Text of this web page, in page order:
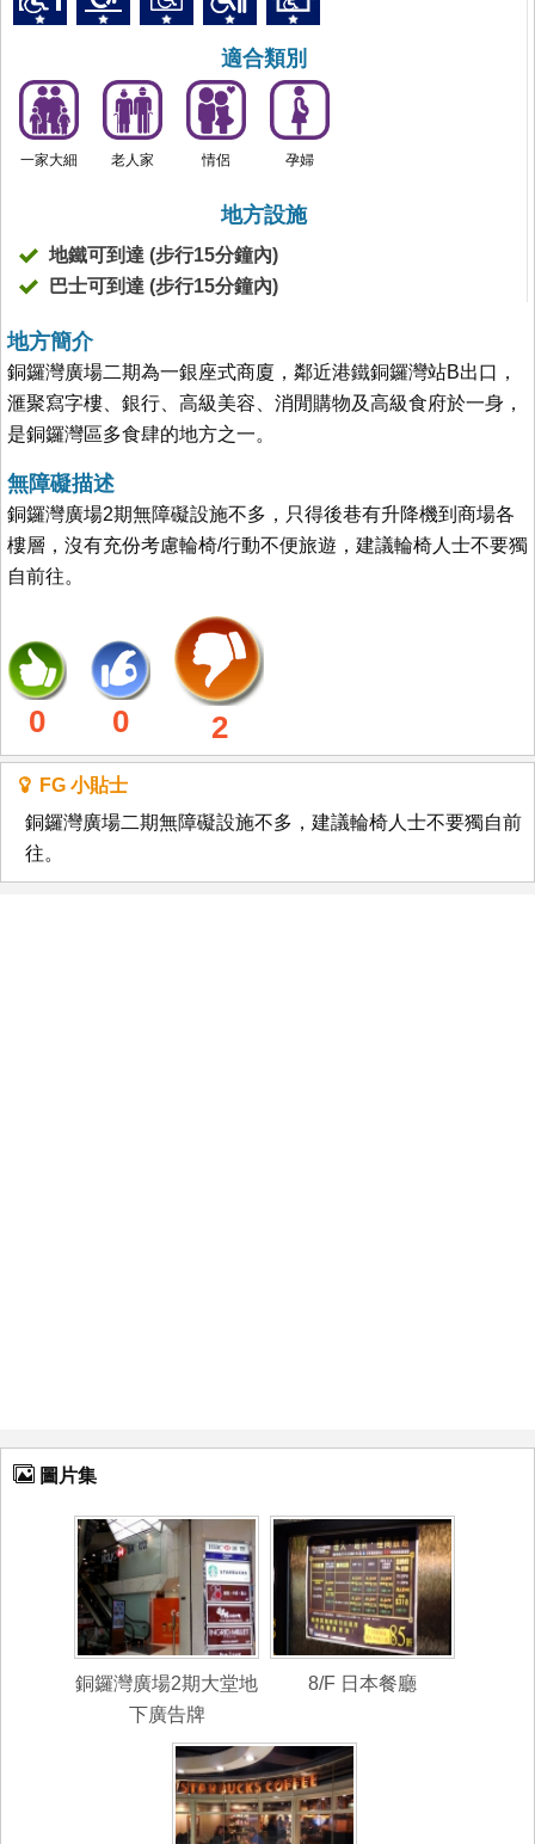
適合類別
一家大細 老人家 情侶 孕婦
地方設施
地鐵可到達 (步行15分鐘內)
巴士可到達 (步行15分鐘內)
地方簡介
銅鑼灣廣場二期為一銀座式商廈，鄰近港鐵銅鑼灣站B出口，
滙聚寫字樓、銀行、高級美容、消閒購物及高級食府於一身，
是銅鑼灣區多食肆的地方之一。
無障礙描述
銅鑼灣廣場2期無障礙設施不多，只得後巷有升降機到商場各
樓層，沒有充份考慮輪椅/行動不便旅遊，建議輪椅人士不要獨
自前往。
0 0 2
FG 小貼士
銅鑼灣廣場二期無障礙設施不多，建議輪椅人士不要獨自前
往。
圖片集
銅鑼灣廣場2期大堂地
下廣告牌
8/F 日本餐廳